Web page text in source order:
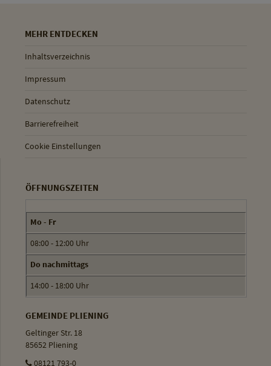
MEHR ENTDECKEN
Inhaltsverzeichnis
Impressum
Datenschutz
Barrierefreiheit
Cookie Einstellungen
ÖFFNUNGSZEITEN
Mo - Fr
08:00 - 12:00 Uhr
Do nachmittags
14:00 - 18:00 Uhr
GEMEINDE PLIENING
Geltinger Str. 18
85652 Pliening
08121 793-0